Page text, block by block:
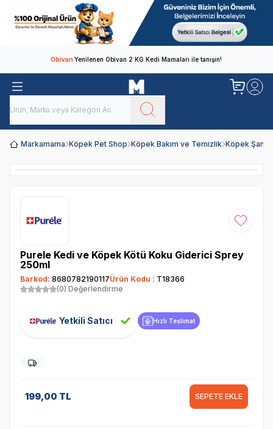
ObivanYenilenen Obivan 2 KG Kedi Mamaları ile tanışın!
Markamama Köpek Pet Shop Köpek Bakım ve Temizlik Köpek
Favoriye
Purele Kedi ve Köpek Kötü Koku Giderici Sprey
250ml
Barkod: 8680782190117Ürün Kodu : T18366
(0) Değerlendirme
Yetkili Satıcı Hızlı Teslimat
199,00 TL SEPETE EKLE